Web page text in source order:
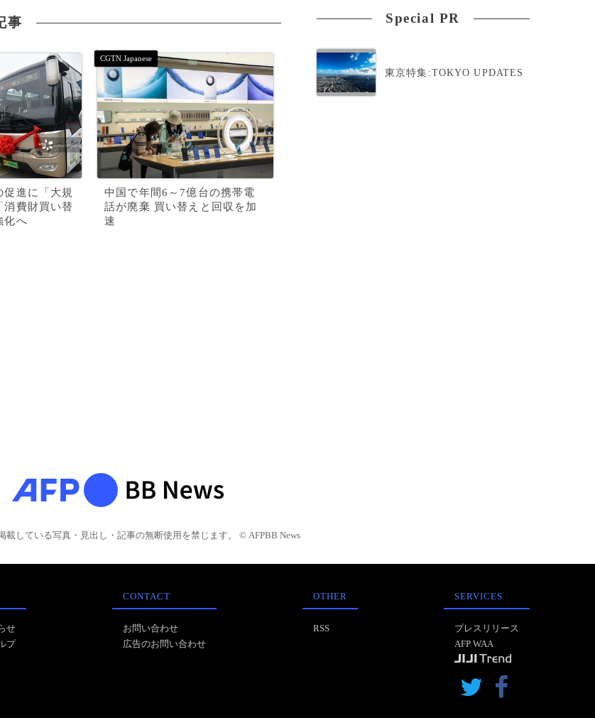
事
進に「大規
消費財買い替
化へ
中国で年間6～7億台の携帯電
話が廃棄 買い替えと回収を加
速
Special PR
東京特集:TOKYO UPDATES
載している写真・見出し・記事の無断使用を禁じます。 © AFPBB News
せ
プ
CONTACT
お問い合わせ
広告のお問い合わせ
OTHER
RSS
SERVICES
プレスリリース
AFP WAA